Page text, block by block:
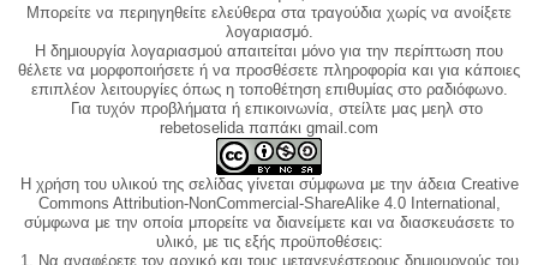
Μπορείτε να περιηγηθείτε ελεύθερα στα τραγούδια χωρίς να ανοίξετε
λογαριασμό.
Η δημιουργία λογαριασμού απαιτείται μόνο για την περίπτωση που
θέλετε να μορφοποιήσετε ή να προσθέσετε πληροφορία και για κάποιες
επιπλέον λειτουργίες όπως η τοποθέτηση επιθυμίας στο ραδιόφωνο.
Για τυχόν προβλήματα ή επικοινωνία, στείλτε μας μεηλ στο
rebetoselida παπάκι gmail.com
Η χρήση του υλικού της σελίδας γίνεται σύμφωνα με την άδεια Creative
Commons Attribution-NonCommercial-ShareAlike 4.0 International,
σύμφωνα με την οποία μπορείτε να διανείμετε και να διασκευάσετε το
υλικό, με τις εξής προϋποθέσεις:
1. Να αναφέρετε τον αρχικό και τους μεταγενέστερους δημιουργούς του